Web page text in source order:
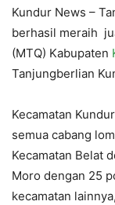
Kundur News –
berhasil meraih
(MTQ) Kabupaten
Tanjungberlian
Kecamatan
semua cabang
Kecamatan Belat
Moro dengan 25
kecamatan